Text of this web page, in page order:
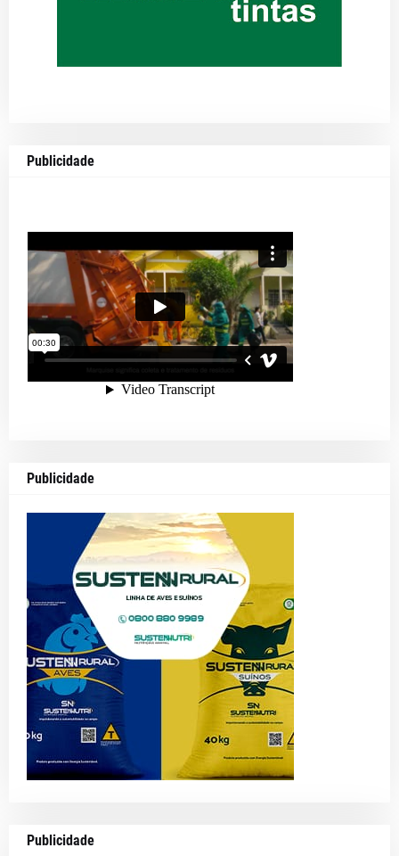
Publicidade
Publicidade
Publicidade